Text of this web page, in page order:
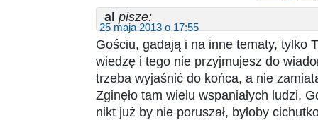
al pisze:
25 maja 2013 o 17:55
Gościu, gadają i na inne tematy, tylko
wiedzę i tego nie przyjmujesz do
trzeba wyjaśnić do końca, a nie
Zginęło tam wielu wspaniałych ludzi.
nikt już by nie poruszał, byłoby